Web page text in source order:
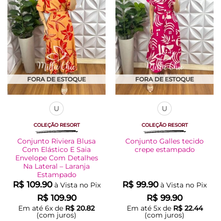
opções
podem
ser
escolhidas
na
página
do
produto
opções
podem
ser
escolhidas
na
página
do
produto
FORA DE ESTOQUE
U
COLEÇÃO RESORT
Conjunto Riviera Blusa
Com Elástico E Saia
Envelope Com Detalhes
Na Lateral – Laranja
Estampado
R$109.90 à Vista no Pix
R$109.90
Em até 6x de R$ 20.82
(com juros)
FORA DE ESTOQUE
U
COLEÇÃO RESORT
Conjunto Galles tecido
crepe estampado
R$ 99.90 à Vista no Pix
R$ 99.90
Em até 5x de R$22.44
(com juros)